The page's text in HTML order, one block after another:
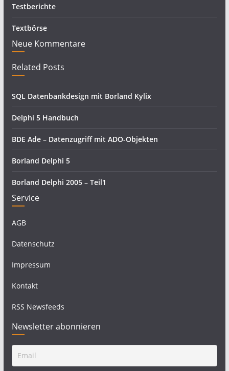
Testberichte
Textbörse
Neue Kommentare
Related Posts
SQL Datenbankdesign mit Borland Kylix
Delphi 5 Handbuch
BDE Ade – Datenzugriff mit ADO-Objekten
Borland Delphi 5
Borland Delphi 2005 – Teil1
Service
AGB
Datenschutz
Impressum
Kontakt
RSS Newsfeeds
Newsletter abonnieren